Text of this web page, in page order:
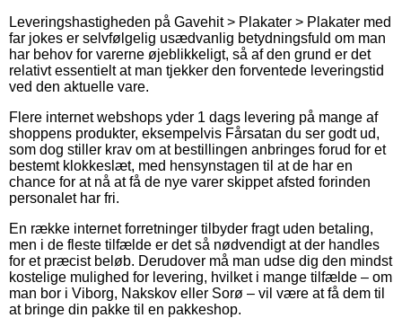
Leveringshastigheden på Gavehit > Plakater > Plakater med
far jokes er selvfølgelig usædvanlig betydningsfuld om man
har behov for varerne øjeblikkeligt, så af den grund er det
relativt essentielt at man tjekker den forventede leveringstid
ved den aktuelle vare.
Flere internet webshops yder 1 dags levering på mange af
shoppens produkter, eksempelvis Fårsatan du ser godt ud,
som dog stiller krav om at bestillingen anbringes forud for et
bestemt klokkeslæt, med hensynstagen til at de har en
chance for at nå at få de nye varer skippet afsted forinden
personalet har fri.
En række internet forretninger tilbyder fragt uden betaling,
men i de fleste tilfælde er det så nødvendigt at der handles
for et præcist beløb. Derudover må man udse dig den mindst
kostelige mulighed for levering, hvilket i mange tilfælde – om
man bor i Viborg, Nakskov eller Sorø – vil være at få dem til
at bringe din pakke til en pakkeshop.